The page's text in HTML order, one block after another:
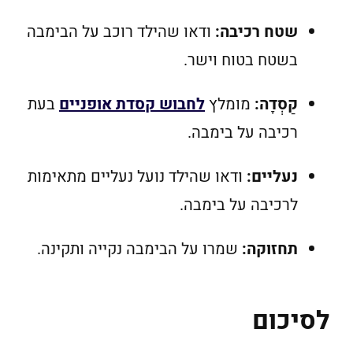
שטח רכיבה: ודאו שהילד רוכב על הבימבה
בשטח בטוח וישר.
קַסְדָה: מומלץלחבוש קסדת אופניים בעת
רכיבה על בימבה.
נעליים: ודאו שהילד נועל נעליים מתאימות
לרכיבה על בימבה.
תחזוקה: שמרו על הבימבה נקייה ותקינה.
לסיכום